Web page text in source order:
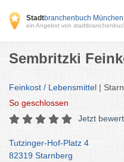
Stadtbranchenbuch München
ein Angebot von
Sembritzki
Feinkost / Lebensmittel |
So geschlossen
Jetzt
Tutzinger-Hof-Platz 4
82319 Starnberg